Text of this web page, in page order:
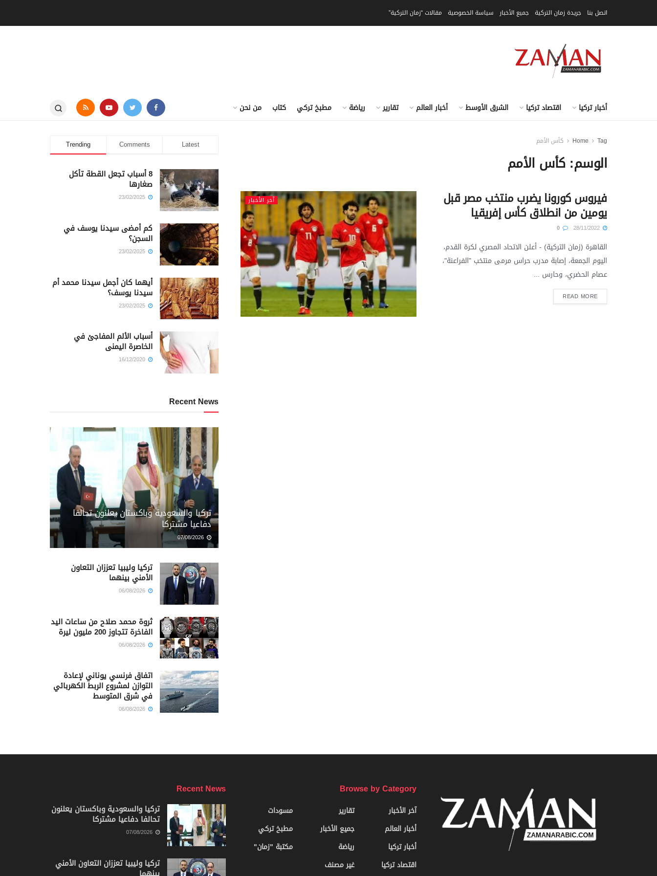
اتصل بنا جريدة زمان التركية جميع الأخبار سياسة الخصوصية مقالات “زمان التركية”
أخبار تركيا اقتصاد تركيا الشرق الأوسط أخبار العالم تقارير رياضة مطبخ تركي كتاب من نحن
Home Tag كأس الأمم
الوسم: كأس الأمم
آخر الأخبار فيروس كورونا يضرب منتخب مصر قبل
يومين من انطلاق كأس إفريقيا
القاهرة (زمان التركية) - أعلن الاتحاد المصري لكرة القدم،
اليوم الجمعة، إصابة مدرب حراس مرمى منتخب "الفراعنة"،
عصام الحضري، وحارس ...
READ MORE
Trending Comments Latest
8 أسباب تجعل القطة تأكل
صغارها
كم أمضى سيدنا يوسف في
السجن؟
أيهما كان أجمل سيدنا محمد أم
سيدنا يوسف؟
أسباب الألم المفاجئ في
الخاصرة اليمنى
Recent News
تركيا والسعودية وباكستان يعلنون تحالفا
دفاعيا مشتركا
تركيا وليبيا تعززان التعاون
الأمني بينهما
ثروة محمد صلاح من ساعات اليد
الفاخرة تتجاوز 200 مليون ليرة
اتفاق فرنسي يوناني لإعادة
التوازن لمشروع الربط الكهربائي
في شرق المتوسط
Browse by Category
آخر الأخبار
أخبار العالم
أخبار تركيا
اقتصاد تركيا
تقارير
جميع الأخبار
رياضة
غير مصنف
مسودات
مطبخ تركي
مكتبة "زمان"
Recent News
تركيا والسعودية وباكستان يعلنون
تحالفا دفاعيا مشتركا
تركيا وليبيا تعززان التعاون الأمني